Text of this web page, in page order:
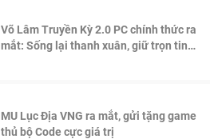
Võ Lâm Truyền Kỳ 2.0 PC chính thức ra
mắt: Sống lại thanh xuân, giữ trọn tinh
MU Lục Địa VNG ra mắt, gửi tặng game
thủ bộ Code cực giá trị